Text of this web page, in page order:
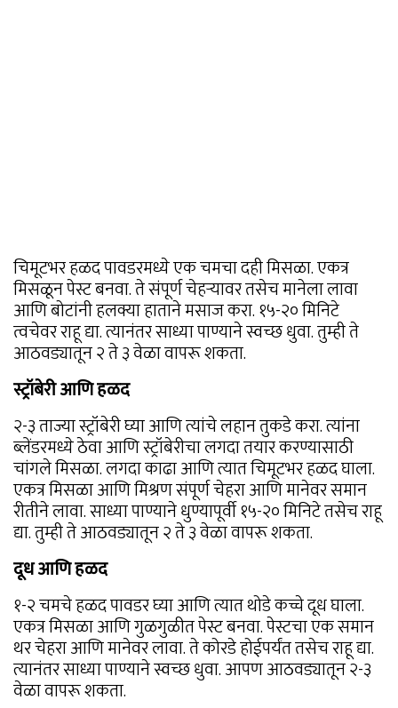
चिमूटभर हळद पावडरमध्ये एक चमचा दही मिसळा. एकत्र
मिसळून पेस्ट बनवा. ते संपूर्ण चेहऱ्यावर तसेच मानेला लावा
आणि बोटांनी हलक्या हाताने मसाज करा. १५-२० मिनिटे
त्वचेवर राहू द्या. त्यानंतर साध्या पाण्याने स्वच्छ धुवा. तुम्ही ते
आठवड्यातून २ ते ३ वेळा वापरू शकता.
स्ट्रॉबेरी आणि हळद
२-३ ताज्या स्ट्रॉबेरी घ्या आणि त्यांचे लहान तुकडे करा. त्यांना
ब्लेंडरमध्ये ठेवा आणि स्ट्रॉबेरीचा लगदा तयार करण्यासाठी
चांगले मिसळा. लगदा काढा आणि त्यात चिमूटभर हळद घाला.
एकत्र मिसळा आणि मिश्रण संपूर्ण चेहरा आणि मानेवर समान
रीतीने लावा. साध्या पाण्याने धुण्यापूर्वी १५-२० मिनिटे तसेच राहू
द्या. तुम्ही ते आठवड्यातून २ ते ३ वेळा वापरू शकता.
दूध आणि हळद
१-२ चमचे हळद पावडर घ्या आणि त्यात थोडे कच्चे दूध घाला.
एकत्र मिसळा आणि गुळगुळीत पेस्ट बनवा. पेस्टचा एक समान
थर चेहरा आणि मानेवर लावा. ते कोरडे होईपर्यंत तसेच राहू द्या.
त्यानंतर साध्या पाण्याने स्वच्छ धुवा. आपण आठवड्यातून २-३
वेळा वापरू शकता.